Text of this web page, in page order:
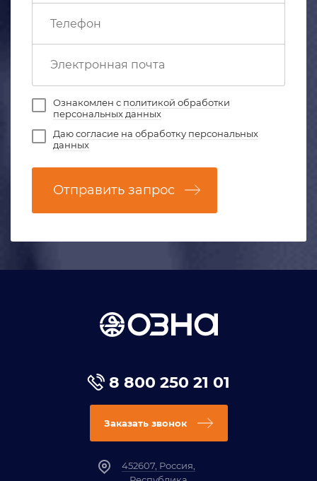
Ознакомлен с политикой обработки
персональных данных
Даюсогласие на обработку персональных
данных
Отправить запрос
8 800 250 21 01
Заказать звонок
452607, Россия,